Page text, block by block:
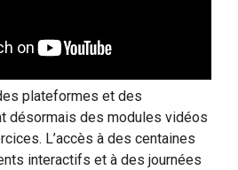
plateformes et des
désormais des modules vidéos
L’accès à des centaines
interactifs et à des journées